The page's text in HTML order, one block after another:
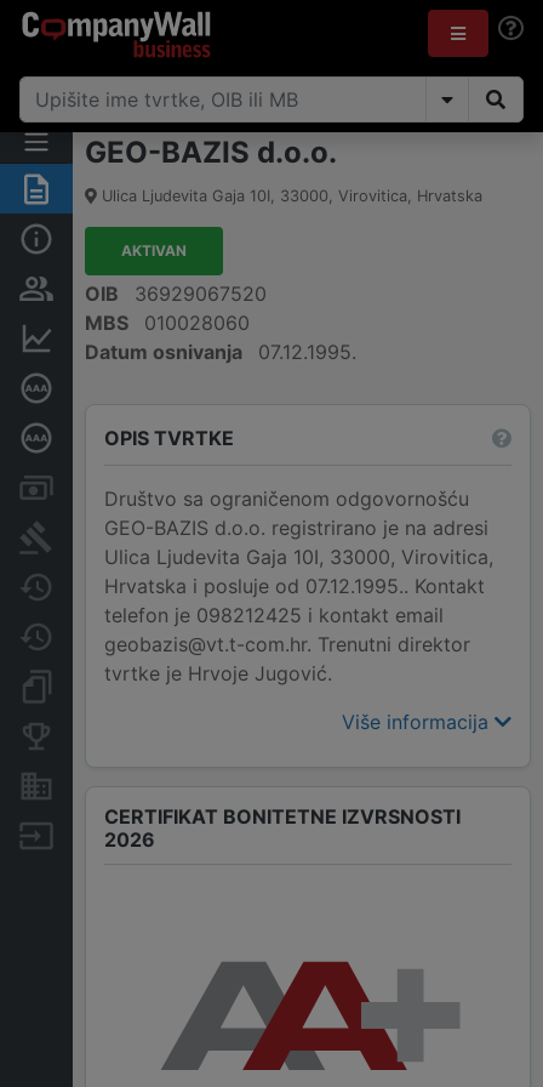
Sažetak
Osobe i vlasništvo
Dubinska bonitetna ocjena
Računi i blokade
Sudske objave
Javne nabavke
Promjene
Dokumenti i objave
Nekretnine i imovina
Izvoz
GEO-BAZIS d.o.o.
Ulica Ljudevita Gaja 10I, 33000, Virovitica, Hrvatska
AKTIVAN
OIB
36929067520
MBS
010028060
Datum osnivanja
07.12.1995.
OPIS TVRTKE
Društvo sa ograničenom odgovornošću
GEO-BAZIS d.o.o. registrirano je na adresi
Ulica Ljudevita Gaja 10I, 33000, Virovitica,
Hrvatska i posluje od 07.12.1995.. Kontakt
telefon je 098212425 i kontakt email
geobazis@vt.t-com.hr. Trenutni direktor
tvrtke je Hrvoje Jugović.
Više informacija
CERTIFIKAT BONITETNE IZVRSNOSTI
2026